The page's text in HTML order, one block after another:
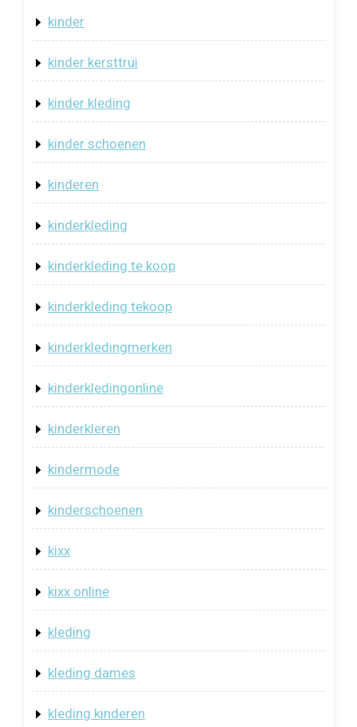
kinder
kinder kersttrui
kinder kleding
kinder schoenen
kinderen
kinderkleding
kinderkleding te koop
kinderkleding tekoop
kinderkledingmerken
kinderkledingonline
kinderkleren
kindermode
kinderschoenen
kixx
kixx online
kleding
kleding dames
kleding kinderen